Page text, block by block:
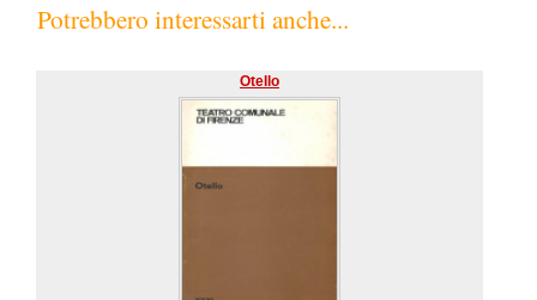
Potrebbero interessarti anche...
Otello